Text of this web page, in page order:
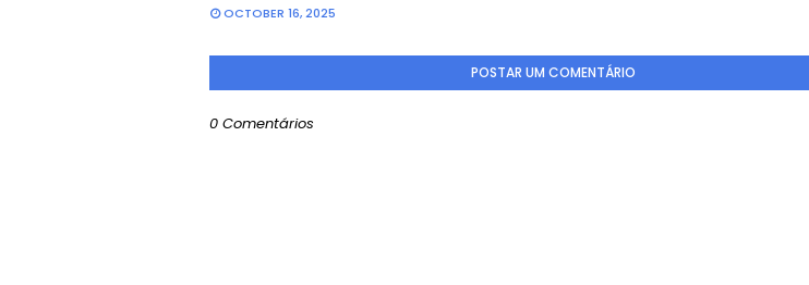
OCTOBER 16, 2025
POSTAR UM COMENTÁRIO
0 Comentários